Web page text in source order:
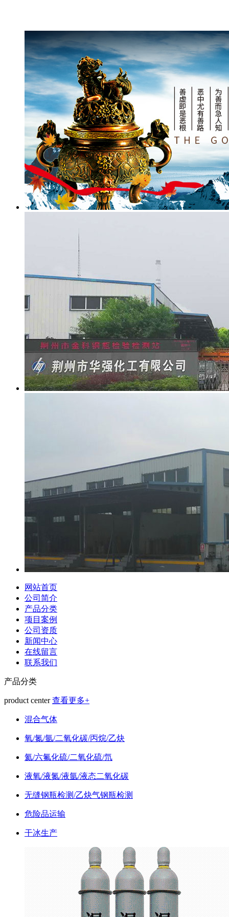
网站首页
公司简介
产品分类
项目案例
公司资质
新闻中心
在线留言
联系我们
产品分类
product center查看更多+
混合气体
氧/氮/氩/二氧化碳/丙烷/乙炔
氦/六氟化硫/二氧化硫/氘
液氧/液氮/液氩/液态二氧化碳
无缝钢瓶检测/乙炔气钢瓶检测
危险品运输
干冰生产